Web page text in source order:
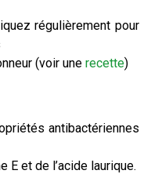
régulièrement pour
(voir une recette)
antibactériennes
E et de l’acide laurique.